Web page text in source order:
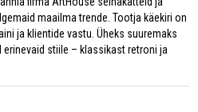
maailma trende. Tootja käekiri on
ja klientide vastu. Üheks suuremaks
stiile – klassikast retroni ja